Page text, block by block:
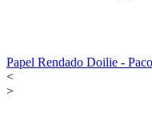
Papel Rendado Doilie -
<
>